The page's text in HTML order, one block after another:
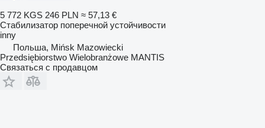
5 772 KGS 246 PLN ≈ 57,13 €
Стабилизатор поперечной устойчивости
inny
Польша, Mińsk Mazowiecki
Przedsiębiorstwo Wielobranżowe MANTIS
Связаться с продавцом